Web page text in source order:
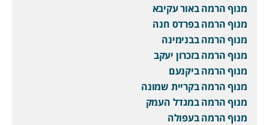
מנוף הרמה באור עקיבא
מנוף הרמה בפרדס חנה
מנוף הרמה בבנימינה
מנוף הרמה בזכרון יעקב
מנוף הרמה ביקנעם
מנוף הרמה בקריית שמונה
מנוף הרמה במגדל העמק
מנוף הרמה בעפולה